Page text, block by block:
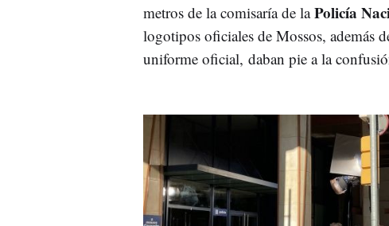
metros de la comisaría de laPolicía
logotipos oficiales de Mossos, además
uniforme oficial, daban pie a la